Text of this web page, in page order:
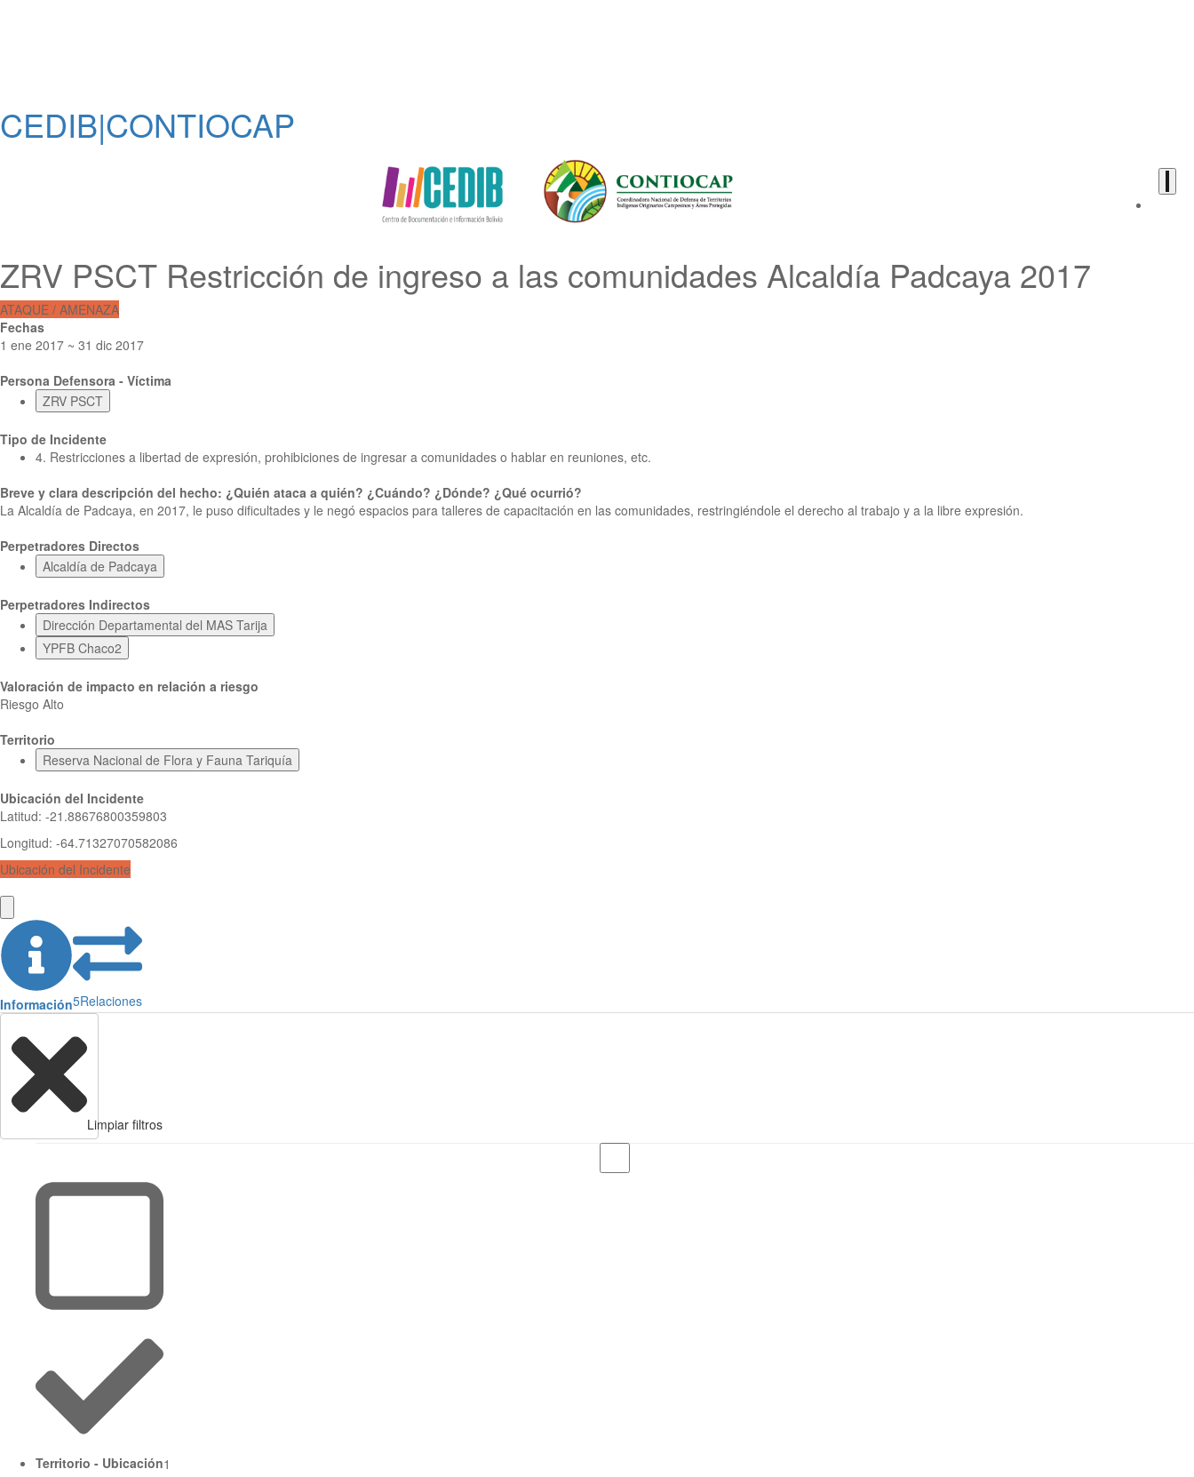
CEDIB|CONTIOCAP
ZRV PSCT Restricción de ingreso a las comunidades Alcaldía Padcaya 2017
ATAQUE / AMENAZA
Fechas
1 ene 2017 ~ 31 dic 2017
Persona Defensora - Víctima
ZRV PSCT
Tipo de Incidente
4. Restricciones a libertad de expresión, prohibiciones de ingresar a comunidades o hablar en reuniones, etc.
Breve y clara descripción del hecho: ¿Quién ataca a quién? ¿Cuándo? ¿Dónde? ¿Qué ocurrió?
La Alcaldía de Padcaya, en 2017, le puso dificultades y le negó espacios para talleres de capacitación en las comunidades, restringiéndole el derecho al trabajo y a la libre expresión.
Perpetradores Directos
Alcaldía de Padcaya
Perpetradores Indirectos
Dirección Departamental del MAS Tarija
YPFB Chaco2
Valoración de impacto en relación a riesgo
Riesgo Alto
Territorio
Reserva Nacional de Flora y Fauna Tariquía
Ubicación del Incidente
Latitud: -21.88676800359803
Longitud: -64.71327070582086
Ubicación del Incidente
Información5Relaciones
Limpiar filtros
Territorio - Ubicación1